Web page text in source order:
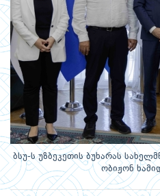
ბსუ-ს უზბეკეთის ბუხარას
ობიჟონ